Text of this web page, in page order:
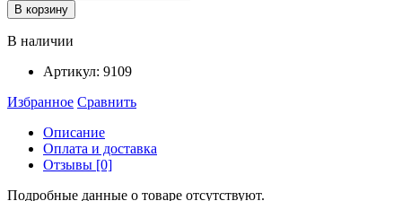
В корзину
В наличии
Артикул: 9109
Избранное Сравнить
Описание
Оплата и доставка
Отзывы [0]
Подробные данные о товаре отсутствуют.